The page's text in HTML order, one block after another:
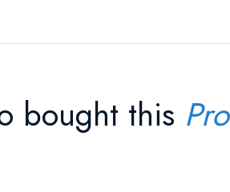
bought this